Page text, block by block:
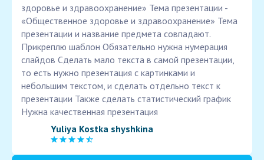
здоровье и здравоохранение» Тема презентации -
«Общественное здоровье и здравоохранение» Тема
презентации и название предмета совпадают.
Прикреплю шаблон Обязательно нужна нумерация
слайдов Сделать мало текста в самой презентации,
то есть нужно презентация с картинками и
небольшим текстом, и сделать отдельно текст к
презентации Также сделать статистический график
Нужна качественная презентация
Yuliya Kostka shyshkina